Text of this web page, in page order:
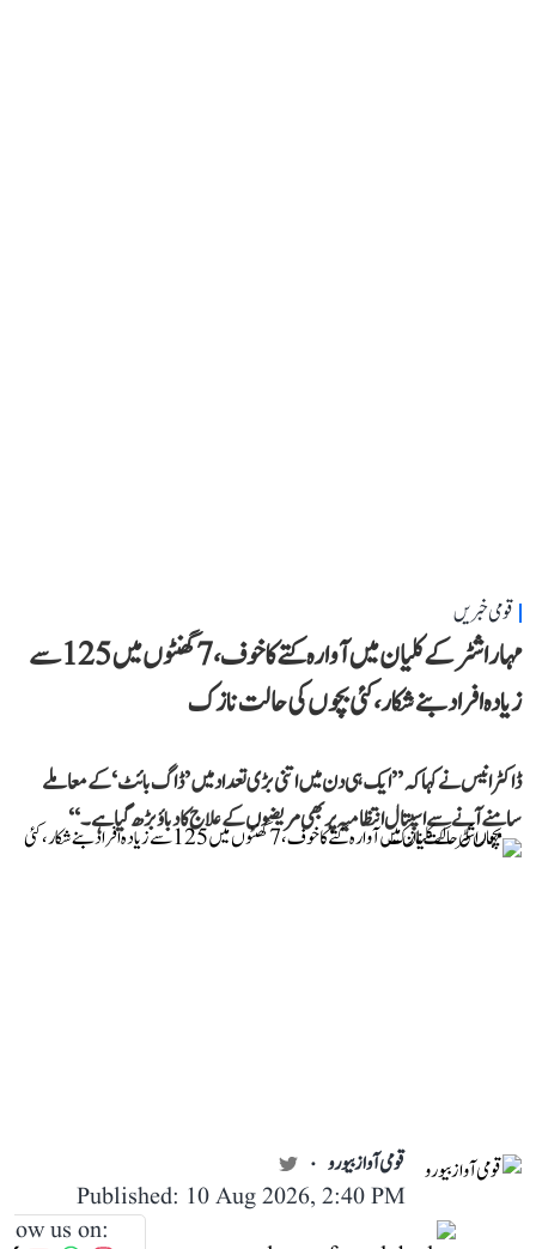
قومی خبریں
مہاراشٹر کے کلیان میں آوارہ کتے کا خوف، 7 گھنٹوں میں 125 سے
زیادہ افراد بنے شکار، کئی بچوں کی حالت نازک
ڈاکٹر انیس نے کہا کہ ’’ایک ہی دن میں اتنی بڑی تعداد میں ’ڈاگ بائٹ‘ کے معاملے
سامنے آنے سے اسپتال انتظامیہ پر بھی مریضوں کے علاج کا دباؤ بڑھ گیا ہے۔‘‘
قومی آواز بیورو
Published: 10 Aug 2026, 2:40 PM
us on: